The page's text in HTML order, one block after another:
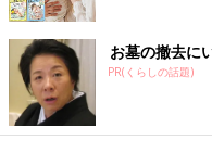
出典：Instagramアカウント「
_ta.mom_さんはH&Mでベ
の品が299円（税込）で買
ね！夏のコーディネートの
お墓の撤去に
PR(くらしの話題)